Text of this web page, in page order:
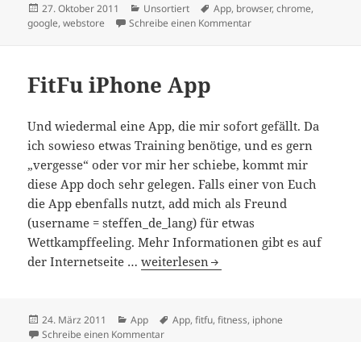
Veröffentlicht
am
27. Oktober 2011 Kategorien
Unsortiert Schlagwörter
App, browser,chrome,
google,webstore Schreibe einen Kommentarzu Chrome wird besser
FitFu iPhone App
Und wiedermal eine App, die mir sofort gefällt. Da
ich sowieso etwas Training benötige, und es gern
„vergesse“ oder vor mir her schiebe, kommt mir
diese App doch sehr gelegen. Falls einer von Euch
die App ebenfalls nutzt, add mich als Freund
(username = steffen_de_lang) für etwas
Wettkampffeeling. Mehr Informationen gibt es auf
der Internetseite …FitFu iPhone App
weiterlesen
Veröffentlicht
am
24. März 2011 Kategorien
App Schlagwörter
App,fitfu,fitness, iphone
Schreibe einen Kommentarzu FitFu iPhone App